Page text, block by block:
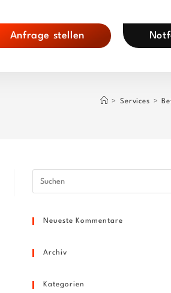
Anfrage stellen
> Services >
Neueste Kommentare
Archiv
Kategorien